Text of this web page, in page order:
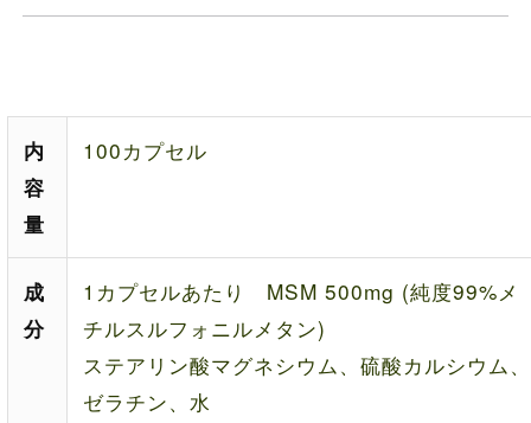
内
容
量
100カプセル
成
分
1カプセルあたり MSM 500mg (純度99%メ
チルスルフォニルメタン)
ステアリン酸マグネシウム、硫酸カルシウム、
ゼラチン、水